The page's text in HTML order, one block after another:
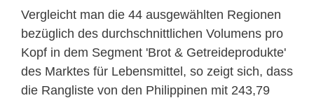
Vergleicht man die 44 ausgewählten Regionen
bezüglich des durchschnittlichen Volumens pro
Kopf in dem Segment 'Brot & Getreideprodukte'
des Marktes für Lebensmittel, so zeigt sich, dass
die Rangliste von den Philippinen mit 243,79